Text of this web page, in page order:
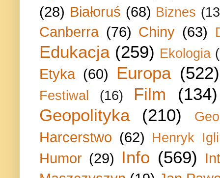
(28) Białoruś (68) Biznes
Canberra (76) Chiny (63)
Edukacja (259) Ekologia
Etyka (60) Europa (522)
Festiwal (16) Film
(134)
Geopolityka
(210)
Harcerstwo (62) Henryk
Humor (29) Info (569)